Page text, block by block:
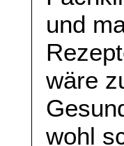
und
wäre
wohl